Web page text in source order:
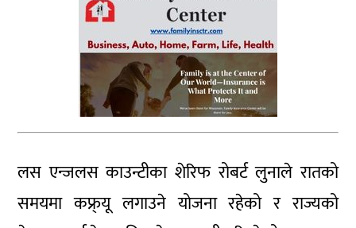
लस एन्जलस काउन्टीका शेरिफ रोबर्ट लुनाले रातको
समयमा कफ्र्यू लगाउने योजना रहेको र राज्यको